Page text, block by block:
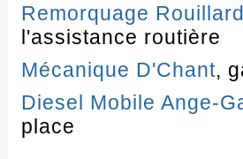
Remorquage Rouillard
l'assistance routière
Mécanique D'Chant,
Diesel Mobile Ange-
place